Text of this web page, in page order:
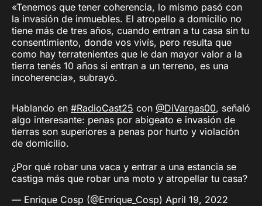
«Tenemos que tener coherencia, lo mismo pasó con
la invasión de inmuebles. El atropello a domicilio no
tiene más de tres años, cuando entran a tu casa sin tu
consentimiento, donde vos vivís, pero resulta que
como hay terratenientes que le dan mayor valor a la
tierra tenés 10 años si entran a un terreno, es una
incoherencia», subrayó.
Hablando en #RadioCast25 con @DiVargas00, señaló
algo interesante: penas por abigeato e invasión de
tierras son superiores a penas por hurto y violación
de domicilio.
¿Por qué robar una vaca y entrar a una estancia se
castiga más que robar una moto y atropellar tu casa?
— Enrique Cosp (@Enrique_Cosp) April 19, 2022